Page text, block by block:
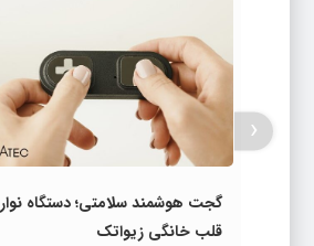
گجت هوشمند سلامتی؛ دستگاه نوار
قلب خانگی زیواتک
‹